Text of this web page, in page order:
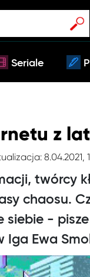
Seriale
z
8.04.2021,
twórcy
chaosu.
siebie -
Ewa